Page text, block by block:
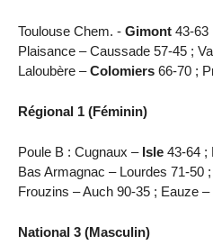
Toulouse Chem. - Gimont 43-63
Plaisance – Caussade 57-45 ;
Laloubère –Colomiers 66-70 ;
Régional 1 (Féminin)
Poule B : Cugnaux – Isle 43-64 ;
Bas Armagnac – Lourdes 71-50
Frouzins – Auch 90-35 ; Eauze
National 3 (Masculin)